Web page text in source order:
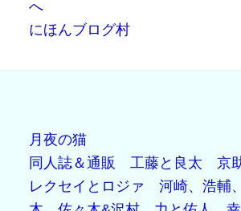
にほんブログ村
月夜の猫
同人誌＆通販
工藤と良太 京
レクセイとロジァ
河崎、浩輔